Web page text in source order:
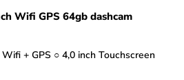
Wifi GPS 64gb dashcam
+ GPS ○ 4,0 inch Touchscreen